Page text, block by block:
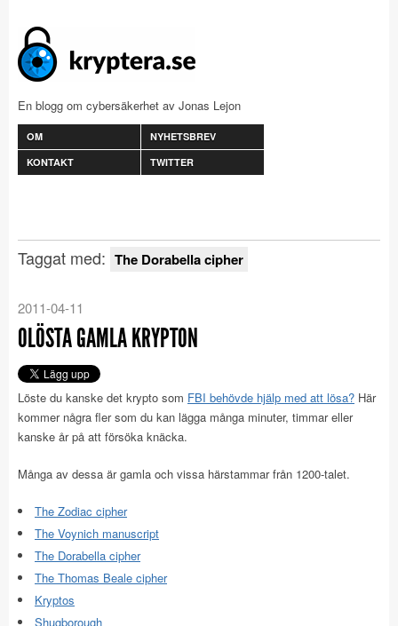
En blogg om cybersäkerhet av Jonas Lejon
OM
NYHETSBREV
KONTAKT
TWITTER
Taggat med: The Dorabella cipher
2011-04-11
OLÖSTA GAMLA KRYPTON
Löste du kanske det krypto som FBI behövde hjälp med att lösa? Här
kommer några fler som du kan lägga många minuter, timmar eller
kanske år på att försöka knäcka.
Många av dessa är gamla och vissa härstammar från 1200-talet.
The Zodiac cipher
The Voynich manuscript
The Dorabella cipher
The Thomas Beale cipher
Kryptos
Shugborough